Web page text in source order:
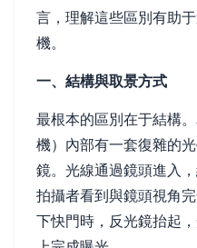
言，理解這些區別有助
機。
一、結構與取景方式
最根本的區別在于結構
機）內部有一套復雜的
鏡。光線通過鏡頭進入
拍攝者看到與鏡頭視角
下快門時，反光鏡抬起